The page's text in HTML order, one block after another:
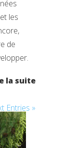
les
de
la suite
Entries »